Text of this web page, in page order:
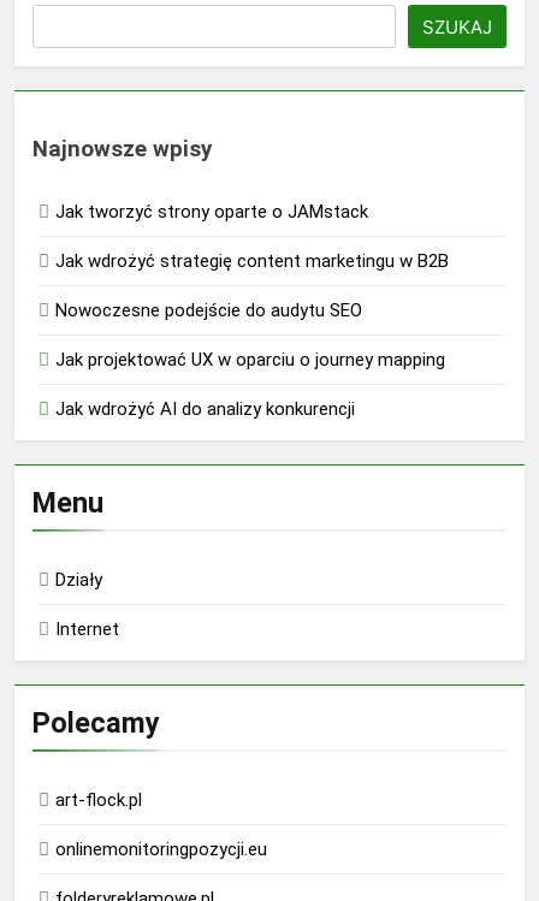
SZUKAJ
Najnowsze wpisy
Jak tworzyć strony oparte o JAMstack
Jak wdrożyć strategię content marketingu w B2B
Nowoczesne podejście do audytu SEO
Jak projektować UX w oparciu o journey mapping
Jak wdrożyć AI do analizy konkurencji
Menu
Działy
Internet
Polecamy
art-flock.pl
onlinemonitoringpozycji.eu